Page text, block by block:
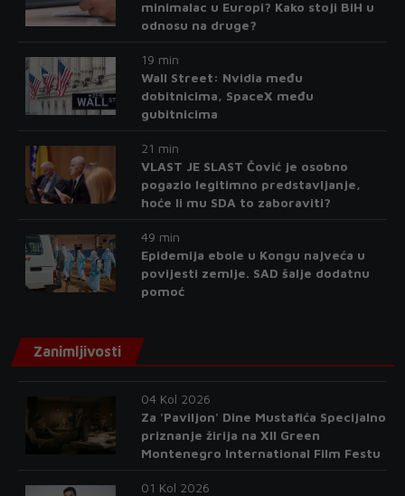
minimalac u Europi? Kako stoji BiH u
odnosu na druge?
19 min
Wall Street: Nvidia među
dobitnicima, SpaceX među
gubitnicima
21 min
VLAST JE SLAST Čović je osobno
pogazio legitimno predstavljanje,
hoće li mu SDA to zaboraviti?
49 min
Epidemija ebole u Kongu najveća u
povijesti zemlje. SAD šalje dodatnu
pomoć
Zanimljivosti
04 Kol 2026
Za 'Paviljon' Dine Mustafića Specijalno
priznanje žirija na XII Green
Montenegro International Film Festu
01 Kol 2026